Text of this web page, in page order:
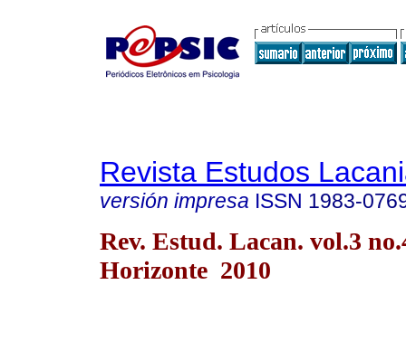
Revista Estudos
versión impresa ISSN 1983-
Rev. Estud. Lacan. vol.3
Horizonte 2010